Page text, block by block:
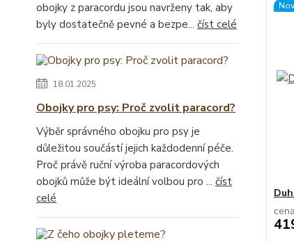
obojky z paracordu jsou navrženy tak, aby
byly dostatečně pevné a bezpe... číst celé
18.01.2025
Obojky pro psy: Proč zvolit paracord?
Výběr správného obojku pro psy je
důležitou součástí jejich každodenní péče.
Proč právě ruční výroba paracordových
obojků může být ideální volbou pro ... číst
celé